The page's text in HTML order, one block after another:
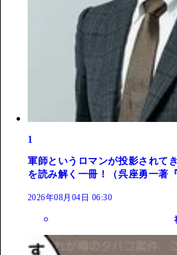
1
軍師というロマンが投影されて
を読み解く一冊！（呉座勇一著
2026年08月04日 06:30